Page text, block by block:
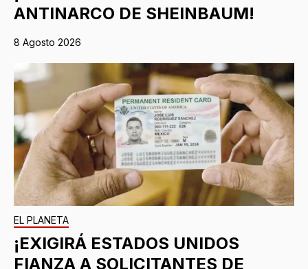
ANTINARCO DE SHEINBAUM!
8 Agosto 2026
EL PLANETA
¡EXIGIRÁ ESTADOS UNIDOS
FIANZA A SOLICITANTES DE